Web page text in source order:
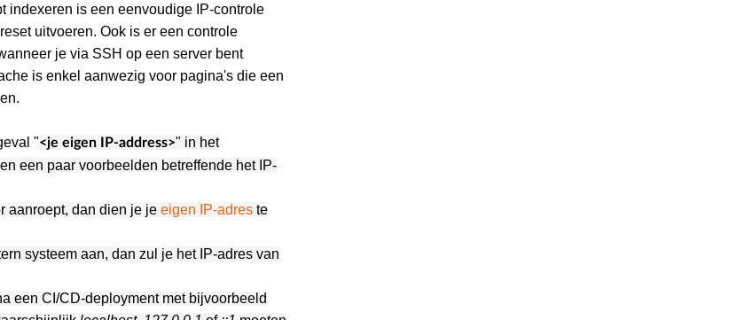
indexeren is een eenvoudige IP-controle
uitvoeren. Ook is er een controle
je via SSH op een server bent
is enkel aanwezig voor pagina's die een
"<je eigen IP-address>" in het
een paar voorbeelden betreffende het IP-
aanroept, dan dien je je eigen IP-adres te
systeem aan, dan zul je het IP-adres van
een CI/CD-deployment met bijvoorbeeld